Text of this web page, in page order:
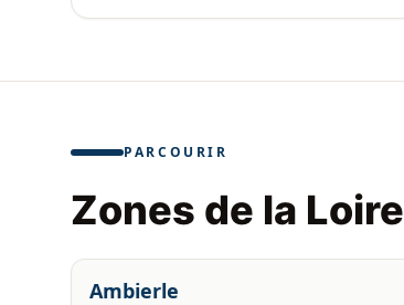
PARCOURIR
Zones de la Loire
Ambierle